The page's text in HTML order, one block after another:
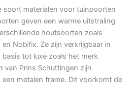
soort materialen voor tuinpoorten
geven een warme uitstraling
houtsoorten zoals
Nobifix. Ze zijn verkrijgbaar in
tot luxe zoals het merk
van Prins Schuttingen zijn
metalen frame. Dit voorkomt de